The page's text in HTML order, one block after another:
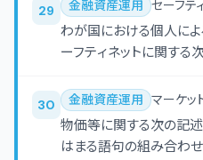
益が非課税となる口座を
29 金融資産運用 セーフテ
わが国における個人に
ーフティネットに関する
30 金融資産運用 マーケッ
物価等に関する次の記
はまる語句の組み合わせ